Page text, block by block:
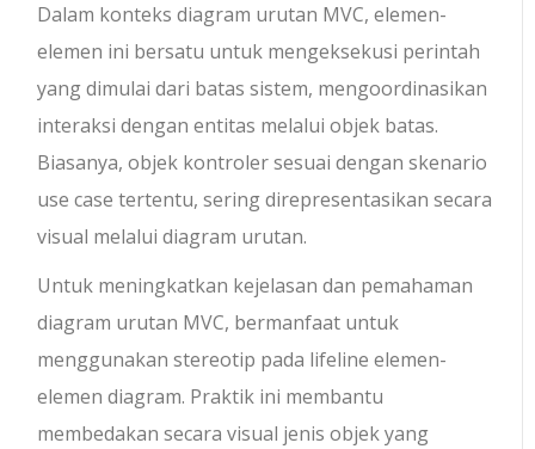
Dalam konteks diagram urutan MVC, elemen-
elemen ini bersatu untuk mengeksekusi perintah
yang dimulai dari batas sistem, mengoordinasikan
interaksi dengan entitas melalui objek batas.
Biasanya, objek kontroler sesuai dengan skenario
use case tertentu, sering direpresentasikan secara
visual melalui diagram urutan.
Untuk meningkatkan kejelasan dan pemahaman
diagram urutan MVC, bermanfaat untuk
menggunakan stereotip pada lifeline elemen-
elemen diagram. Praktik ini membantu
membedakan secara visual jenis objek yang